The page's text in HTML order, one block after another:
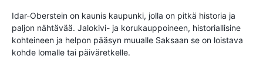
Idar-Oberstein on kaunis kaupunki, jolla on pitkä historia ja
paljon nähtävää. Jalokivi- ja korukauppoineen, historiallisine
kohteineen ja helpon pääsyn muualle Saksaan se on loistava
kohde lomalle tai päiväretkelle.